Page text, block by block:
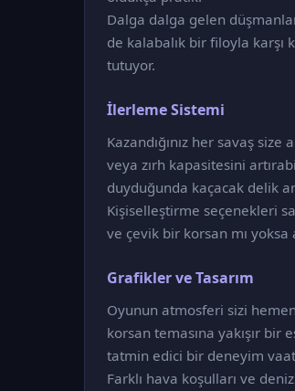
Dalga dalga gelen
de kalabalık bir filoyla karşı
tutuyor.
İlerleme Sistemi
Kazandığınız her savaş
veya zırh kapasitesini
duyduğunda kaçacak delik
Kişiselleştirme seçenekleri
ve çevik bir korsan mı yoksa
Grafikler ve Tasarım
Oyunun atmosferi sizi
korsan temasına yakışır bir
tatmin edici bir deneyim
Farklı hava koşulları ve